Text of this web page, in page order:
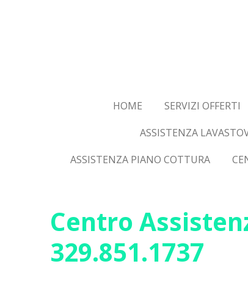
HOME SERVIZI OFFERTI
ASSISTENZA
ASSISTENZA PIANO COTTURA
Centro
329.851.1737